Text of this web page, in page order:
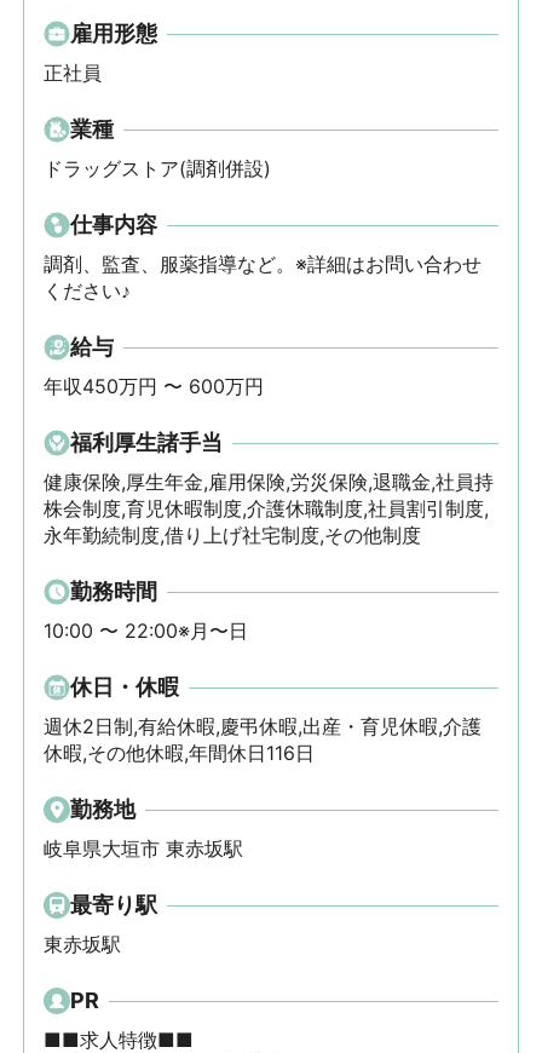
雇用形態
正社員
業種
ドラッグストア(調剤併設)
仕事内容
調剤、監査、服薬指導など。※詳細はお問い合わせ
ください♪
給与
年収450万円 〜 600万円
福利厚生諸手当
健康保険,厚生年金,雇用保険,労災保険,退職金,社員持
株会制度,育児休暇制度,介護休職制度,社員割引制度,
永年勤続制度,借り上げ社宅制度,その他制度
勤務時間
10:00 〜 22:00※月〜日
休日・休暇
週休2日制,有給休暇,慶弔休暇,出産・育児休暇,介護
休暇,その他休暇,年間休日116日
勤務地
岐阜県大垣市 東赤坂駅
最寄り駅
東赤坂駅
PR
■■求人特徴■■